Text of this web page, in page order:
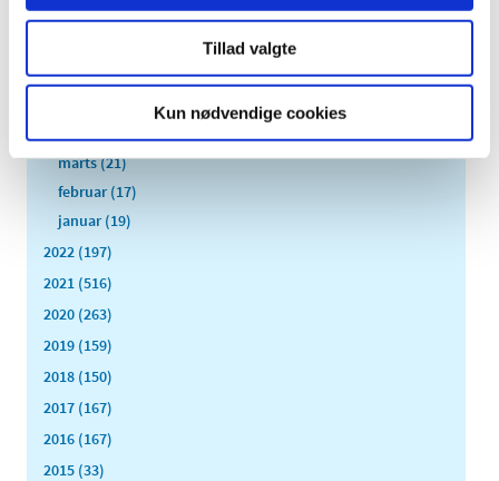
Tillad valgte
Kun nødvendige cookies
august (11)
juni (13)
april (13)
marts (21)
februar (17)
januar (19)
2022 (197)
2021 (516)
2020 (263)
2019 (159)
2018 (150)
2017 (167)
2016 (167)
2015 (33)